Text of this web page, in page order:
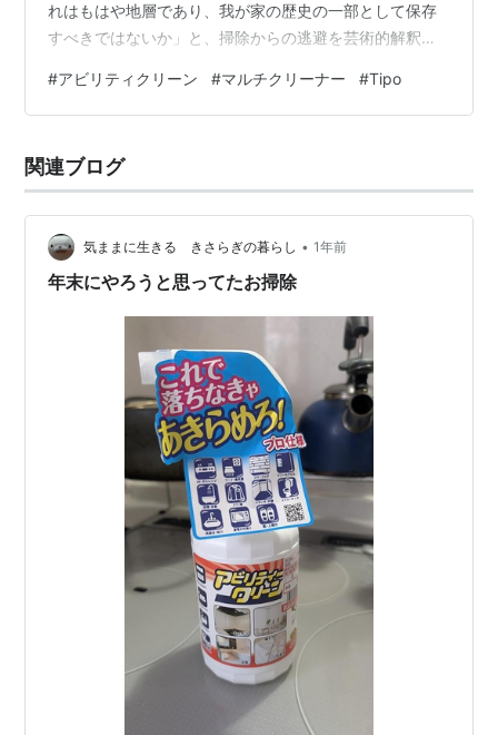
れはもはや地層であり、我が家の歴史の一部として保存
すべきではないか」と、掃除からの逃避を芸術的解釈で
が家の「不潔の歴史」を根こそぎ清算すべく召喚したの
が、友和の「アビリティクリーン」。ヤシの実、オレン
わしくない「破壊的な洗浄力」を誇る、住居界の特殊部
隊をレポートします。 ■ 精神的構成要素 この黄色いスプ
#アビリティクリーン #マルチクリーナー #Tipo
関連ブログ
気ままに生きる きさらぎの暮らし • 1年前
年末にやろうと思ってたお掃除